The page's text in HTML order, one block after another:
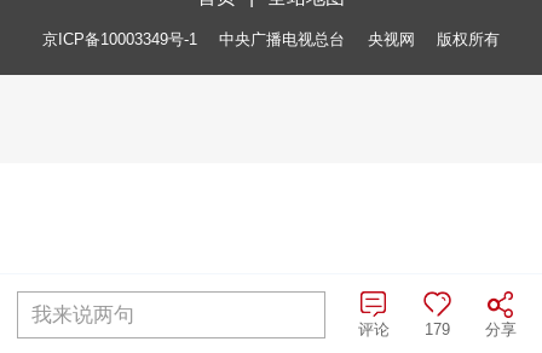
京ICP备10003349号-1 中央广播电视总台 央视网 版权所有
我来说两句
分享
179
评论